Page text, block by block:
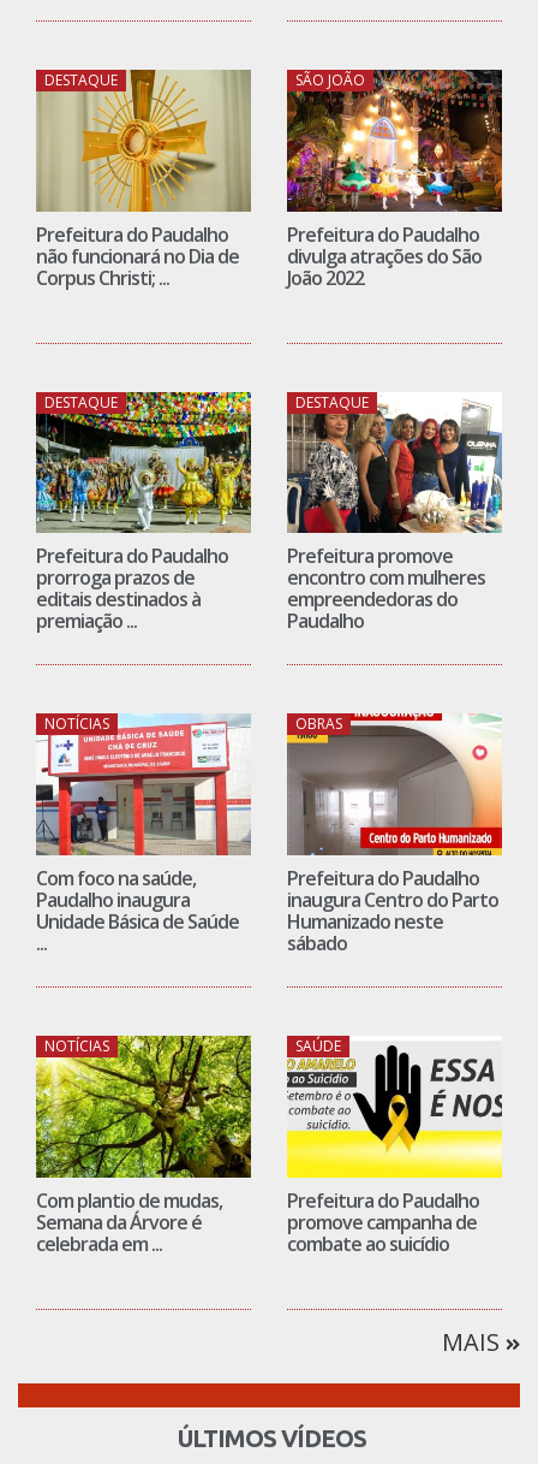
DESTAQUE
Prefeitura do Paudalho
não funcionará no Dia de
Corpus Christi; ...
SÃO JOÃO
Prefeitura do Paudalho
divulga atrações do São
João 2022
DESTAQUE
Prefeitura do Paudalho
prorroga prazos de
editais destinados à
premiação ...
DESTAQUE
Prefeitura promove
encontro com mulheres
empreendedoras do
Paudalho
NOTÍCIAS
Com foco na saúde,
Paudalho inaugura
Unidade Básica de Saúde
...
OBRAS
Prefeitura do Paudalho
inaugura Centro do Parto
Humanizado neste
sábado
NOTÍCIAS
Com plantio de mudas,
Semana da Árvore é
celebrada em ...
SAÚDE
Prefeitura do Paudalho
promove campanha de
combate ao suicídio
MAIS
ÚLTIMOS VÍDEOS